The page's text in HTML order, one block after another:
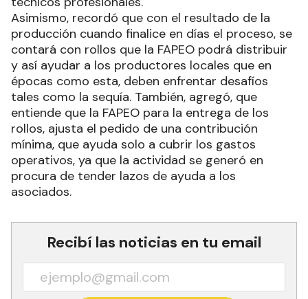
Asimismo, recordó que con el resultado de la
producción cuando finalice en días el proceso, se
contará con rollos que la FAPEO podrá distribuir
y así ayudar a los productores locales que en
épocas como esta, deben enfrentar desafíos
tales como la sequía. También, agregó, que
entiende que la FAPEO para la entrega de los
rollos, ajusta el pedido de una contribución
mínima, que ayuda solo a cubrir los gastos
operativos, ya que la actividad se generó en
procura de tender lazos de ayuda a los
asociados.
Recibí las noticias en tu email